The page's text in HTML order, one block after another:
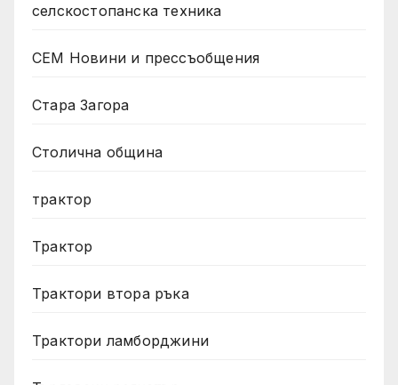
селскостопанска техника
СЕМ Новини и прессъобщения
Стара Загора
Столична община
трактор
Трактор
Трактори втора ръка
Трактори ламборджини